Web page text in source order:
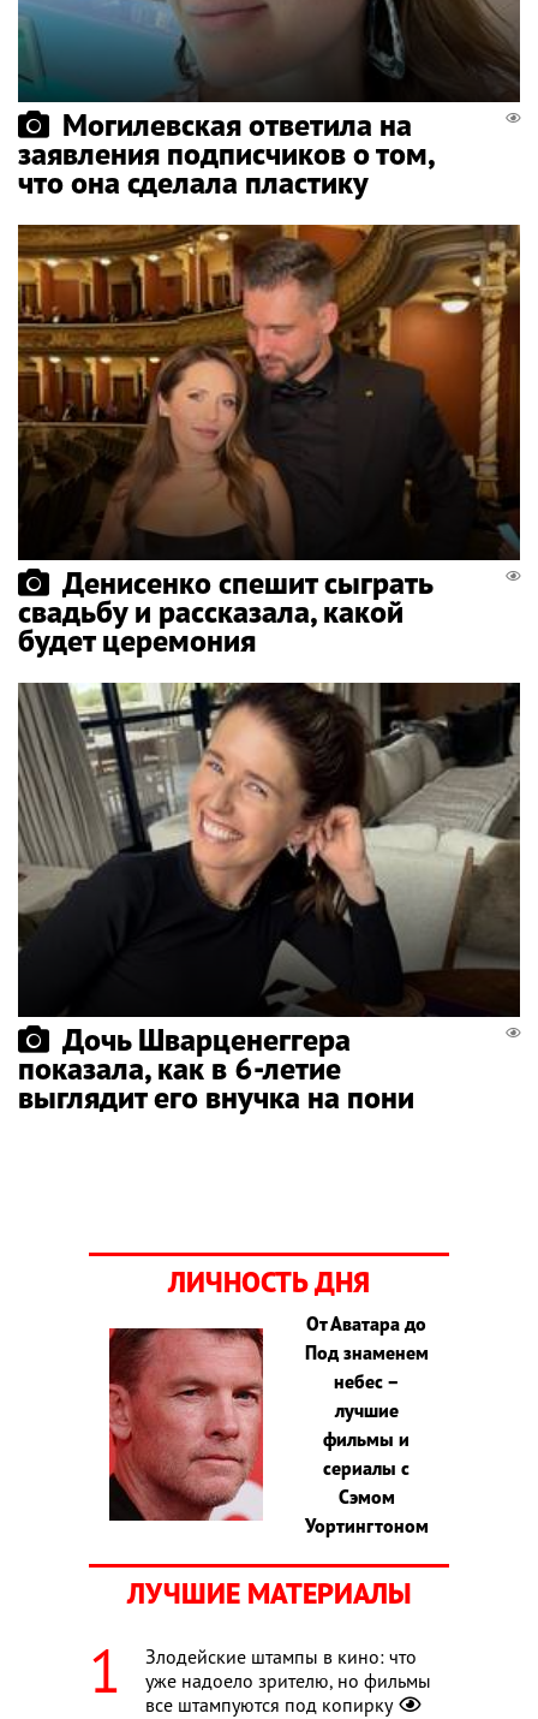
Могилевская ответила на
заявления подписчиков о том,
что она сделала пластику
Денисенко спешит сыграть
свадьбу и рассказала, какой
будет церемония
Дочь Шварценеггера
показала, как в 6-летие
выглядит его внучка на пони
ЛИЧНОСТЬ ДНЯ
От Аватара до
Под знаменем
небес –
лучшие
фильмы и
сериалы с
Сэмом
Уортингтоном
ЛУЧШИЕ МАТЕРИАЛЫ
Злодейские штампы в кино: что
уже надоело зрителю, но фильмы
все штампуются под копирку